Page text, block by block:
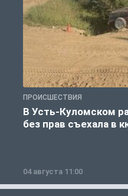
ПРОИСШЕСТВИЯ
В Усть-Куломском
без прав съехала в
04 августа 11:00